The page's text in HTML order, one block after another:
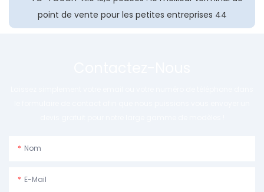
Nom
E-Mail